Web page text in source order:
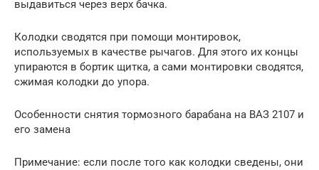
выдавиться через верх бачка.
Колодки сводятся при помощи монтировок,
используемых в качестве рычагов. Для этого их концы
упираются в бортик щитка, а сами монтировки сводятся,
сжимая колодки до упора.
Особенности снятия тормозного барабана на ВАЗ 2107 и
его замена
Примечание: если после того как колодки сведены, они